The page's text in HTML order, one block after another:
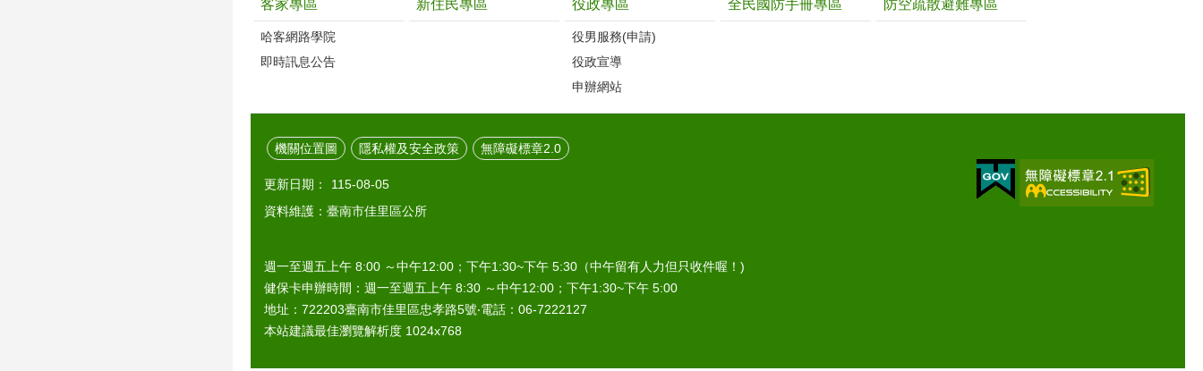
客家專區
哈客網路學院
即時訊息公告
新住民專區 役政專區
役男服務(申請)
役政宣導
申辦網站
全民國防手冊專區 防空疏散避難專區
機關位置圖 隱私權及安全政策 無障礙標章2.0
更新日期：
115-08-05
資料維護：臺南市佳里區公所
週一至週五上午 8:00 ～中午12:00；下午1:30~下午 5:30（中午留有人力但只收件喔！)
健保卡申辦時間：週一至週五上午 8:30 ～中午12:00；下午1:30~下午 5:00
地址：722203臺南市佳里區忠孝路5號‧電話：06-7222127
本站建議最佳瀏覽解析度 1024x768